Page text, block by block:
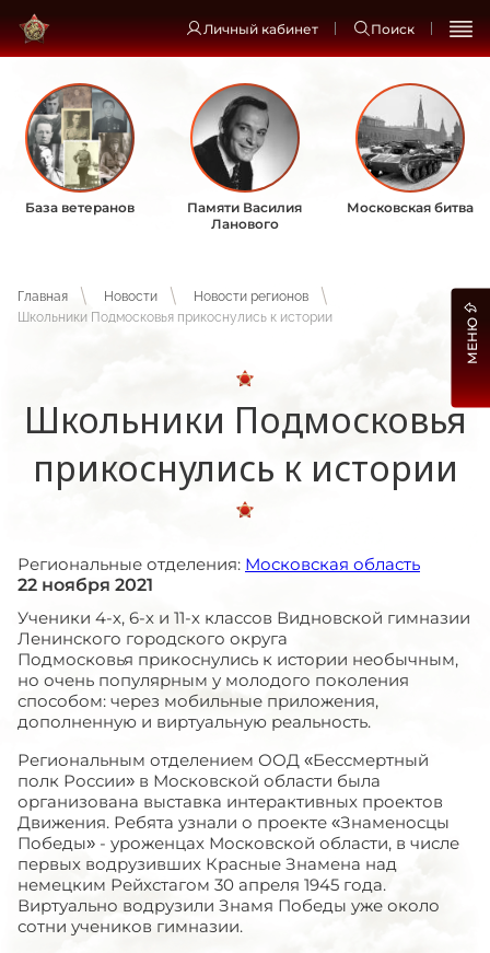
Личный кабинет Поиск
База ветеранов
Памяти Василия
Ланового
Московская битва
Главная Новости
Новости регионов
Школьники Подмосковья прикоснулись к истории
Школьники Подмосковья
прикоснулись к истории
Региональные отделения: Московская область
22 ноября 2021
Ученики 4-х, 6-х и 11-х классов Видновской гимназии
Ленинского городского округа
Подмосковья прикоснулись к истории необычным,
но очень популярным у молодого поколения
способом: через мобильные приложения,
дополненную и виртуальную реальность.
Региональным отделением ООД «Бессмертный
полк России» в Московской области была
организована выставка интерактивных проектов
Движения. Ребята узнали о проекте «Знаменосцы
Победы» - уроженцах Московской области, в числе
первых водрузивших Красные Знамена над
немецким Рейхстагом 30 апреля 1945 года.
Виртуально водрузили Знамя Победы уже около
сотни учеников гимназии.
МЕНЮ